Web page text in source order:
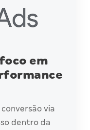
em
via
dentro da